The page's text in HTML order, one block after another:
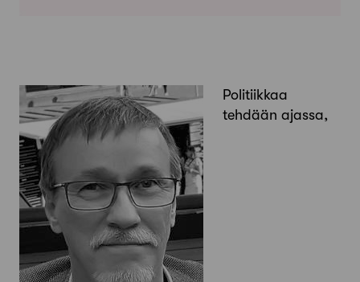
Politiikkaa
tehdään ajassa,